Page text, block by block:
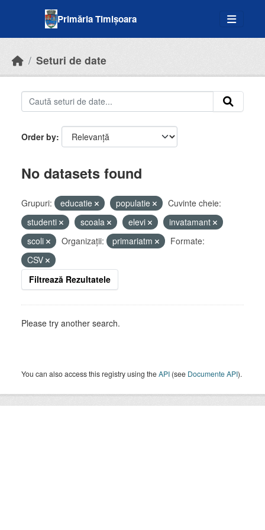
Primăria Timișoara
Seturi de date
Order by
No datasets found
Grupuri: educatie populatie
Cuvinte cheie:
studenti
scoala elevi
invatamant
scoli
Organizații: primariatm
Formate:
CSV
Filtrează Rezultatele
Please try another search.
You can also access this registry using theAPI (see Documente API).